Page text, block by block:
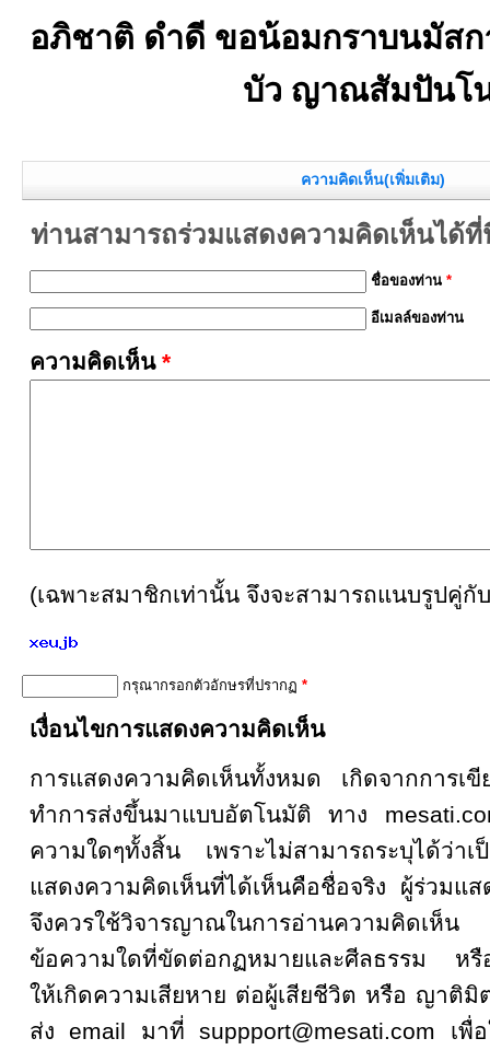
อภิชาติ ดำดี ขอน้อมกราบนมัสก
บัว ญาณสัมปันโ
ความคิดเห็น(เพิ่มเติม)
ท่านสามารถร่วมแสดงความคิดเห็นได้ที่
ชื่อของท่าน*
อีเมลล์ของท่าน
ความคิดเห็น *
(เฉพาะสมาชิกเท่านั้น จึงจะสามารถแนบรูปคู่กั
กรุณากรอกตัวอักษรที่ปรากฏ *
เงื่อนไขการแสดงความคิดเห็น
การแสดงความคิดเห็นทั้งหมด เกิดจากการเ
ทำการส่งขึ้นมาแบบอัตโนมัติ ทาง
ความใดๆทั้งสิ้น เพราะไม่สามารถระบุได้ว่า
แสดงความคิดเห็นที่ได้เห็นคือชื่อจริง ผู้ร่วมแ
จึงควรใช้วิจารญาณในการอ่านความคิดเ
ข้อความใดที่ขัดต่อกฏหมายและศีลธรรม หรือ
ให้เกิดความเสียหาย ต่อผู้เสียชีวิต หรือ ญาติมิ
ส่ง email มาที่ suppport@mesati.com เพื่